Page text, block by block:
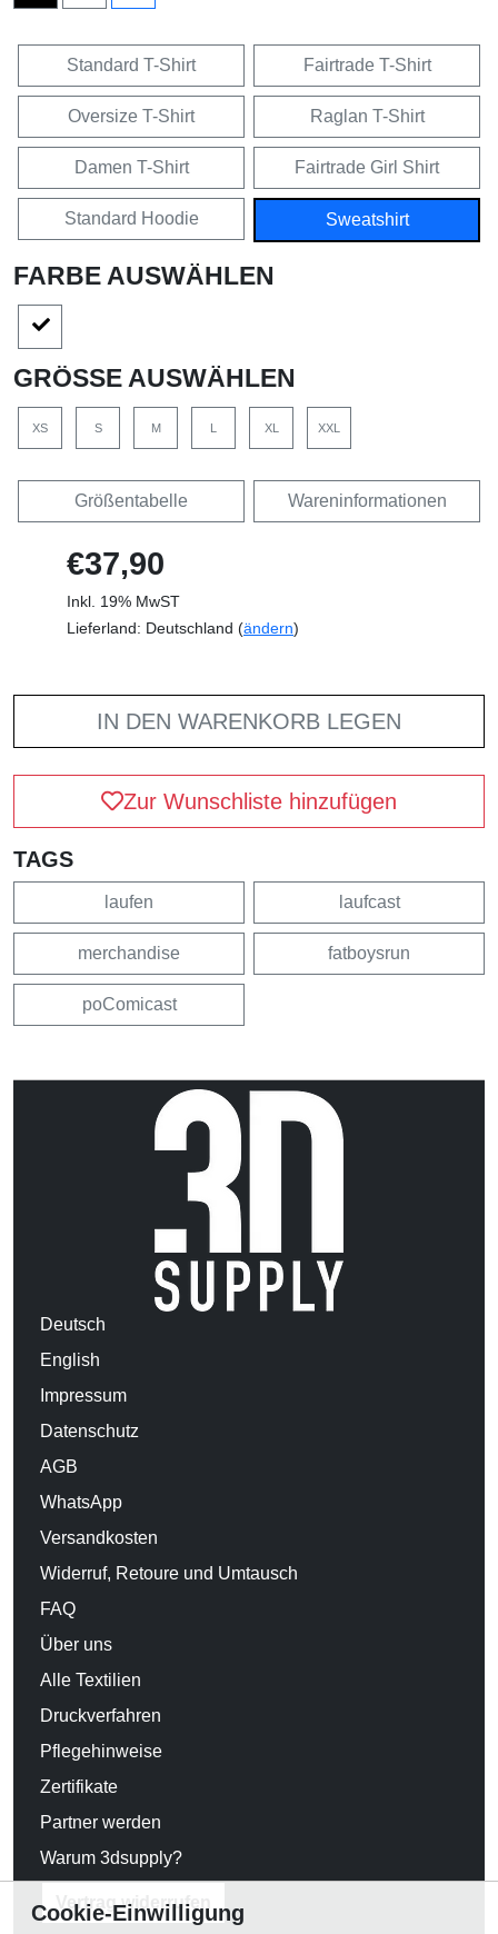
Standard T-Shirt Fairtrade T-Shirt
Oversize T-Shirt Raglan T-Shirt
Damen T-Shirt Fairtrade Girl Shirt
Standard Hoodie Sweatshirt
FARBE AUSWÄHLEN
GRÖSSE AUSWÄHLEN
XS S M XL XXL
Größentabelle Wareninformationen
€37,90
Inkl. 19% MwST
Lieferland: Deutschland (ändern)
IN DEN WARENKORB LEGEN
Zur Wunschliste hinzufügen
TAGS
laufen laufcast
merchandise fatboysrun
poComicast
Deutsch
English
Impressum
Datenschutz
AGB
WhatsApp
Versandkosten
Widerruf, Retoure und Umtausch
FAQ
Über uns
Alle Textilien
Druckverfahren
Pflegehinweise
Zertifikate
Partner werden
Warum 3dsupply?
Vertrag widerrufen
Cookie-Einwilligung